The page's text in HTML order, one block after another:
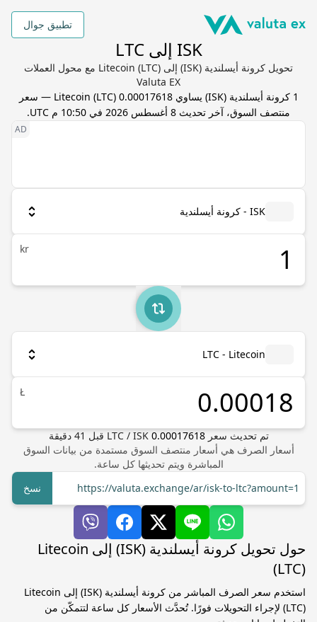
تطبيق جوال
ISK إلى LTC
تحويل كرونة أيسلندية (ISK) إلى Litecoin (LTC) مع محول العملات
Valuta EX
1 كرونة أيسلندية (
ISK) يساوي0.00017618
Litecoin (LTC
) — سعر
منتصف السوق، آخر تحديث 8 أغسطس 2026 في 10:50 م UTC .
ISK - كرونة أيسلندية
kr
LTC - Litecoin
Ł
تم تحديث سعر LTC/ ISK 0.00017618 قبل 41 دقيقة
أسعار الصرف هي أسعار منتصف السوق مستمدة من بيانات السوق
المباشرة ويتم تحديثها كل ساعة.
https://valuta.exchange/ar/isk-to-ltc?amount=1
نسخ
حول تحويل كرونة أيسلندية (ISK) إلى Litecoin
(LTC)
استخدم سعر الصرف المباشر من كرونة أيسلندية (ISK) إلى Litecoin
(LTC) لإجراء التحويلات فورًا. تُحدَّث الأسعار كل ساعة لتتمكّن من